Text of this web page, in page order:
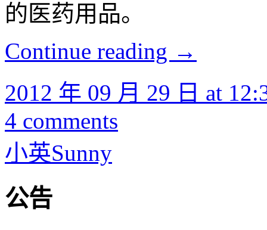
的医药用品。
Continue reading →
2012 年 09 月 29 日 at
4 comments
小英Sunny
公告